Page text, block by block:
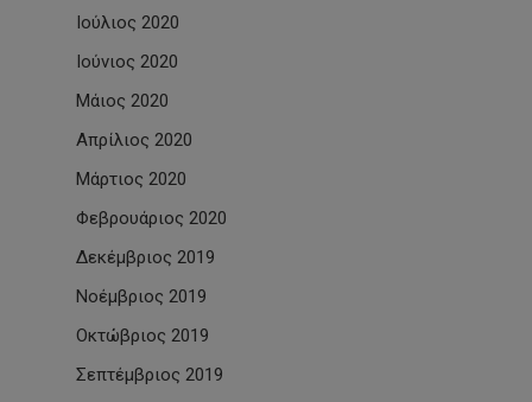
Ιούλιος 2020
Ιούνιος 2020
Μάιος 2020
Απρίλιος 2020
Μάρτιος 2020
Φεβρουάριος 2020
Δεκέμβριος 2019
Νοέμβριος 2019
Οκτώβριος 2019
Σεπτέμβριος 2019